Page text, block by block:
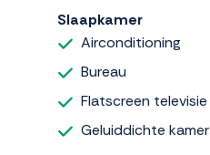
Slaapkamer
Airconditioning
Bureau
Flatscreen televisie
Geluiddichte kamer